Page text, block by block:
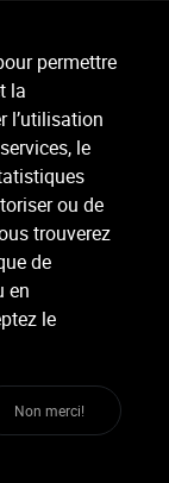
INFOS
permettre
la
l’utilisation
le
ou de
trouverez
de
en
le
Non merci!